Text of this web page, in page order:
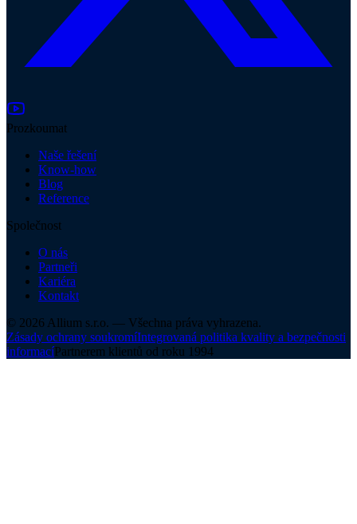
Prozkoumat
Naše řešení
Know-how
Blog
Reference
Společnost
O nás
Partneři
Kariéra
Kontakt
© 2026 Allium s.r.o. — Všechna práva vyhrazena.
Zásady ochrany soukromíIntegrovaná politika kvality a bezpečnosti
informacíPartnerem klientů od roku 1994